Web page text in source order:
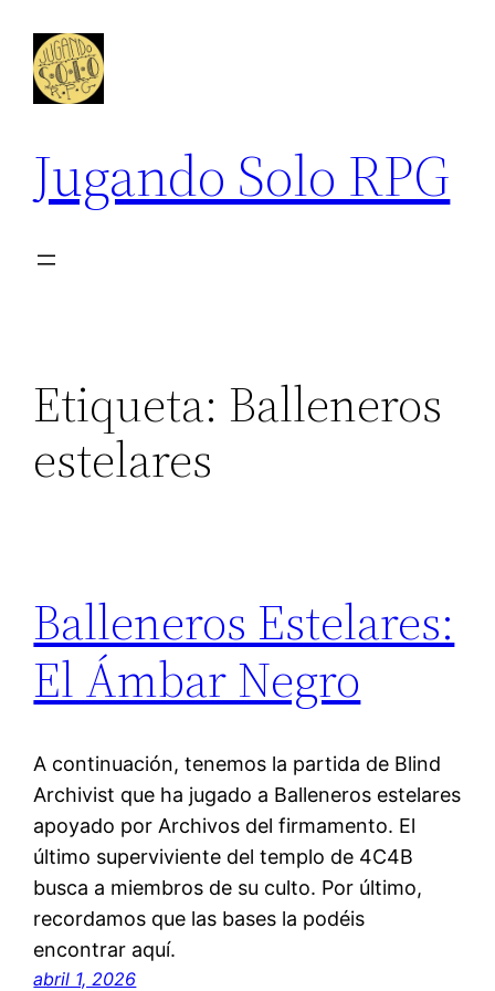
contenido
Jugando Solo RPG
Etiqueta: Balleneros
estelares
Balleneros Estelares:
El Ámbar Negro
A continuación, tenemos la partida de Blind
Archivist que ha jugado a Balleneros estelares
apoyado por Archivos del firmamento. El
último superviviente del templo de 4C4B
busca a miembros de su culto. Por último,
recordamos que las bases la podéis
encontrar aquí.
abril 1, 2026